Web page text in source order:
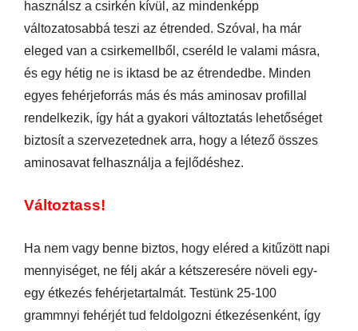
használsz a csirkén kívül, az mindenképp
változatosabbá teszi az étrended. Szóval, ha már
eleged van a csirkemellből, cseréld le valami másra,
és egy hétig ne is iktasd be az étrendedbe. Minden
egyes fehérjeforrás más és más aminosav profillal
rendelkezik, így hát a gyakori változtatás lehetőséget
biztosít a szervezetednek arra, hogy a létező összes
aminosavat felhasználja a fejlődéshez.
Változtass!
Ha nem vagy benne biztos, hogy eléred a kitűzött napi
mennyiséget, ne félj akár a kétszeresére növeli egy-
egy étkezés fehérjetartalmát. Testünk 25-100
grammnyi fehérjét tud feldolgozni étkezésenként, így